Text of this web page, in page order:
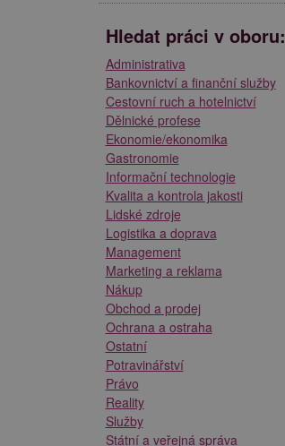
Hledat práci v oboru:
Administrativa
Bankovnictví a finanční služby
Cestovní ruch a hotelnictví
Dělnické profese
Ekonomie/ekonomika
Gastronomie
Informační technologie
Kvalita a kontrola jakosti
Lidské zdroje
Logistika a doprava
Management
Marketing a reklama
Nákup
Obchod a prodej
Ochrana a ostraha
Ostatní
Potravinářství
Právo
Reality
Služby
Státní a veřejná správa